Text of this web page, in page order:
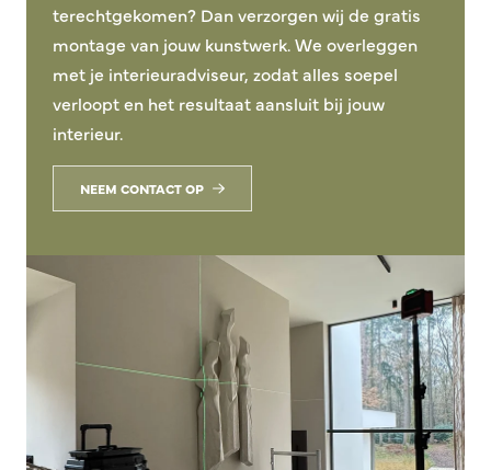
terechtgekomen? Dan verzorgen wij de gratis
montage van jouw kunstwerk. We overleggen
met je interieuradviseur, zodat alles soepel
verloopt en het resultaat aansluit bij jouw
interieur.
NEEM CONTACT OP